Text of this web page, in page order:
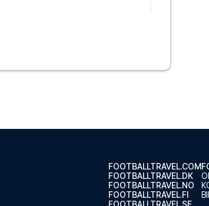
FOOTBALLTRAVEL.COM
FOOTBALLTRAVEL.DK
FOOTBALLTRAVEL.NO
FOOTBALLTRAVEL.FI